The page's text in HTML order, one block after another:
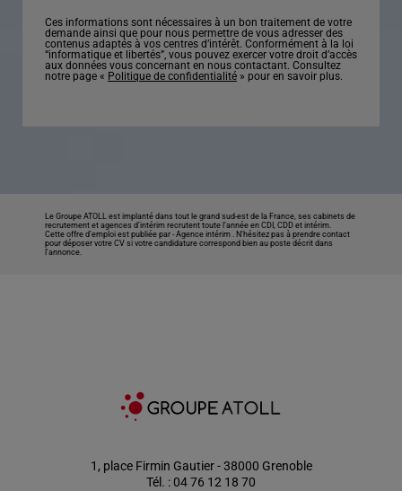
Ces informations sont nécessaires à un bon traitement de votre
demande ainsi que pour nous permettre de vous adresser des
contenus adaptés à vos centres d’intérêt. Conformément à la loi
“informatique et libertés”, vous pouvez exercer votre droit d’accès
aux données vous concernant en nous contactant. Consultez
notre page « Politique de confidentialité » pour en savoir plus.
Le Groupe ATOLL est implanté dans tout le grand sud-est de la France, ses cabinets de
recrutement et agences d’intérim recrutent toute l’année en CDI, CDD et intérim.
Cette offre d’emploi est publiée par -Agence intérim . N’hésitez pas à prendre contact
pour déposer votre CV si votre candidature correspond bien au poste décrit dans
l'annonce.
1, place Firmin Gautier - 38000 Grenoble
Tél. : 04 76 12 18 70